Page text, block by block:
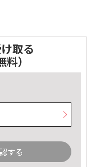
取る
料）
する